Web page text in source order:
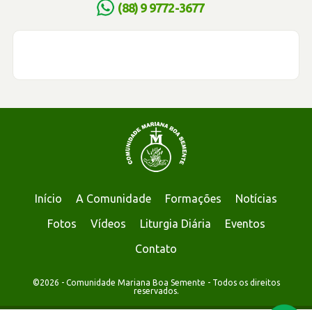
(88) 9 9772-3677
Início A Comunidade Formações
Notícias
Fotos
Vídeos Liturgia Diária
Eventos
Contato
©2026 - Comunidade Mariana Boa Semente - Todos os direitos
reservados.